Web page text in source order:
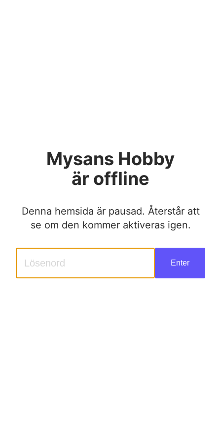
Mysans Hobby
är offline
Denna hemsida är pausad. Återstår att
se om den kommer aktiveras igen.
Enter